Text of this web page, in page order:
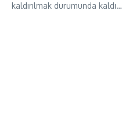
kaldırılmak durumunda kaldı…